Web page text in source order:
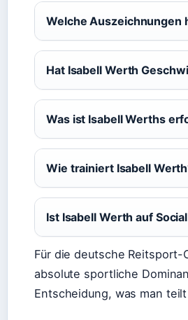
Welche Auszeichnungen
Hat Isabell Werth
Was ist Isabell Werths
Wie trainiert Isabell
Ist Isabell Werth auf
Für die deutsche
absolute sportliche
Entscheidung, was man